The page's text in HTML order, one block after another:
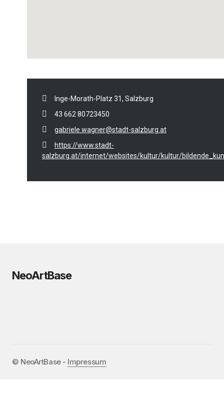
Inge-Morath-Platz 31, Salzburg
43 662 80723450
gabriele.wagner@stadt-salzburg.at
https://www.stadt-
salzburg.at/internet/websites/kultur/kultur/
NeoArtBase
©️ NeoArtBase - Impressum